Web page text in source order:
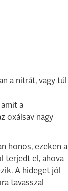
a nitrát, vagy túl
amit a
oxálsav nagy
honos, ezeken a
terjedt el, ahova
A hideget jól
tavasszal